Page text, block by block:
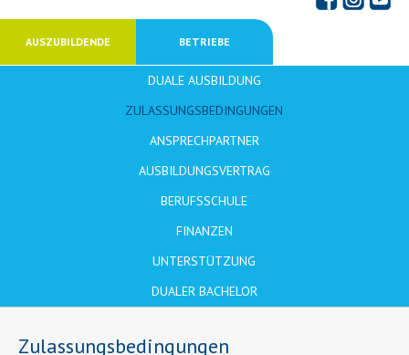
AUSZUBILDENDE BETRIEBE
DUALE AUSBILDUNG
ZULASSUNGSBEDINGUNGEN
ANSPRECHPARTNER
AUSBILDUNGSVERTRAG
BERUFSSCHULE
FINANZEN
UNTERSTÜTZUNG
DUALER BACHELOR
Zulassungsbedingungen